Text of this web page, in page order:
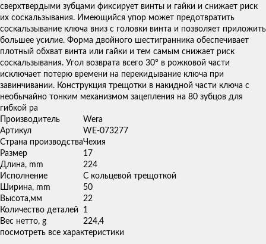
сверхтвердыми зубцами фиксирует винты и гайки и снижает риск
их соскальзывания. Имеющийся упор может предотвратить
соскальзывание ключа вниз с головки винта и позволяет приложить
большее усилие. Форма двойного шестигранника обеспечивает
плотный обхват винта или гайки и тем самым снижает риск
соскальзывания. Угол возврата всего 30° в рожковой части
исключает потерю времени на перекидывание ключа при
завинчивании. Конструкция трещотки в накидной части ключа с
необычайно тонким механизмом зацепления на 80 зубцов для
гибкой ра
Производитель
Wera
Артикул
WE-073277
Страна производстваЧехия
Размер
17
Длина, mm
224
Исполнение
С кольцевой трещоткой
Ширина, mm
50
Высота,мм
22
Количество деталей
1
Вес нетто, g
224,4
посмотреть все характеристики